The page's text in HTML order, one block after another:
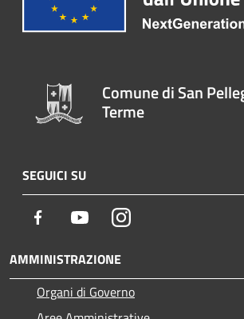
Comune di San
Terme
SEGUICI SU
Facebook YoutubeInstagram
AMMINISTRAZIONE
Organi di Governo